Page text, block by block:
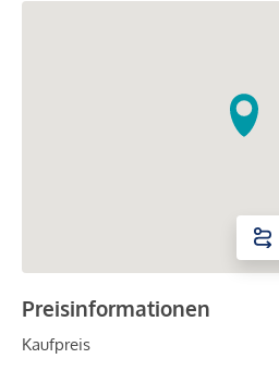
Preisinformationen
Kaufpreis